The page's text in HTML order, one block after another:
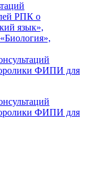
РПК о
язык»,
ФИПИ для
ФИПИ для